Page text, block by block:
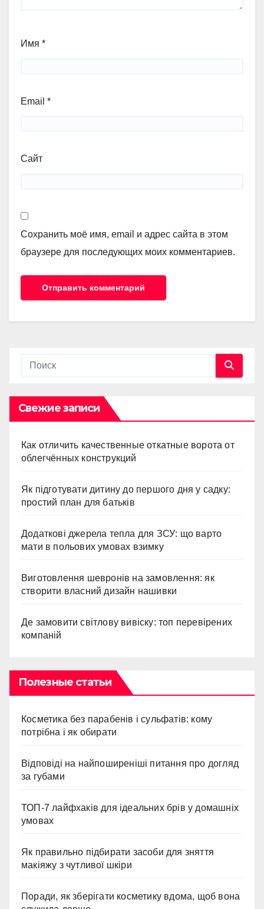
Имя *
Email *
Сайт
Сохранить моё имя, email и адрес сайта в этом
браузере для последующих моих комментариев.
Свежие записи
Как отличить качественные откатные ворота от
облегчённых конструкций
Як підготувати дитину до першого дня у садку:
простий план для батьків
Додаткові джерела тепла для ЗСУ: що варто
мати в польових умовах взимку
Виготовлення шевронів на замовлення: як
створити власний дизайн нашивки
Де замовити світлову вивіску: топ перевірених
компаній
Полезные статьи
Косметика без парабенів і сульфатів: кому
потрібна і як обирати
Відповіді на найпоширеніші питання про догляд
за губами
ТОП-7 лайфхаків для ідеальних брів у домашніх
умовах
Як правильно підбирати засоби для зняття
макіяжу з чутливої шкіри
Поради, як зберігати косметику вдома, щоб вона